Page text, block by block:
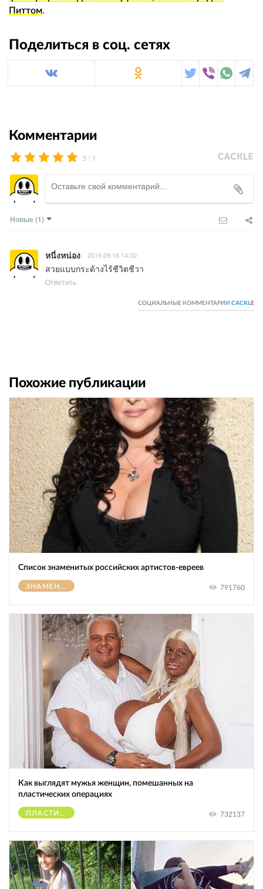
Питтом.
Поделиться в соц. сетях
Комментарии
5 / 1
Новые (1)
หนี่งหน่อง 2019.09.16 14:00
สวยแบบกระด้างไร้ชีวิตชีวา
Ответить
СОЦИАЛЬНЫЕ КОММЕНТАРИИ CACKL E
Похожие публикации
Список знаменитых российских артистов-евреев
ЗНАМЕНИТОСТИ 791760
Как выглядят мужья женщин, помешанных на
пластических операциях
ПЛАСТИЧЕСКИЕ ОПЕРАЦИИ 732137